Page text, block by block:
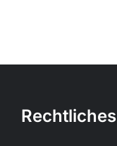
Rechtliches